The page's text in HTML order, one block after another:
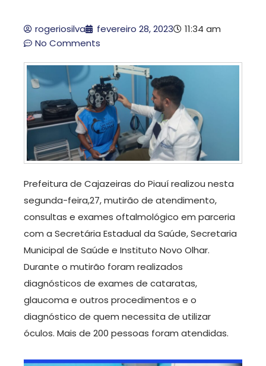
rogeriosilva fevereiro 28, 2023
11:34 am
No Comments
Prefeitura de Cajazeiras do Piauí realizou nesta
segunda-feira,27, mutirão de atendimento,
consultas e exames oftalmológico em parceria
com a Secretária Estadual da Saúde, Secretaria
Municipal de Saúde e Instituto Novo Olhar.
Durante o mutirão foram realizados
diagnósticos de exames de cataratas,
glaucoma e outros procedimentos e o
diagnóstico de quem necessita de utilizar
óculos. Mais de 200 pessoas foram atendidas.